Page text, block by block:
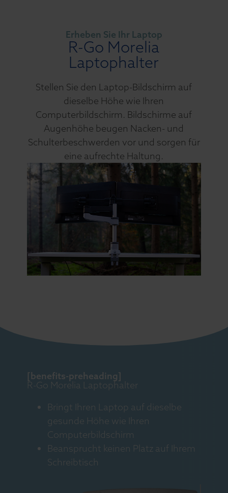
Erheben Sie Ihr Laptop
R-Go Morelia
Laptophalter
Stellen Sie den Laptop-Bildschirm auf
dieselbe Höhe wie Ihren
Computerbildschirm. Bildschirme auf
Augenhöhe beugen Nacken- und
Schulterbeschwerden vor und sorgen für
eine aufrechte Haltung.
[benefits-preheading]
R-Go Morelia Laptophalter
Bringt Ihren Laptop auf dieselbe
gesunde Höhe wie Ihren
Computerbildschirm
Beansprucht keinen Platz auf Ihrem
Schreibtisch